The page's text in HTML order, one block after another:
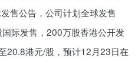
售公告，公司计划全球发售
际发售，200万股香港公开发
20.8港元/股，预计12月23日在